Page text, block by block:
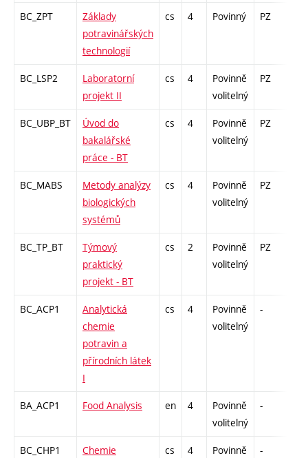
BC_ZPT
Základy
potravinářských
technologií
cs 4 Povinný PZ
BC_LSP2
Laboratorní
projekt II
cs 4
Povinně
volitelný
PZ
BC_UBP_BT
Úvod do
bakalářské
práce - BT
cs 4
Povinně
volitelný
PZ
BC_MABS
Metody analýzy
biologických
systémů
cs 4
Povinně
volitelný
PZ
BC_TP_BT
Týmový
praktický
projekt - BT
cs 2
Povinně
volitelný
PZ
BC_ACP1
Analytická
chemie
potravin a
přírodních látek
I
cs 4
Povinně
volitelný
-
BA_ACP1 Food Analysis en 4
Povinně
volitelný
-
BC_CHP1
Chemie
cs 4
Povinně
-